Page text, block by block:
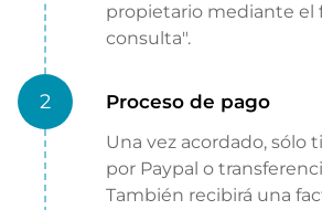
propietario mediante el
consulta".
2 Proceso de pago
Una vez acordado, sólo
por Paypal o
También recibirá una